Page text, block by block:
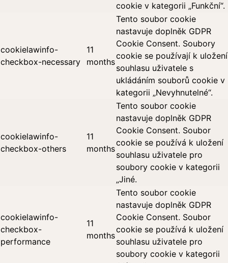
cookie v kategorii „Funkční“.
cookielawinfo-
checkbox-necessary
11
months
Tento soubor cookie
nastavuje doplněk GDPR
Cookie Consent. Soubory
cookie se používají k uložení
souhlasu uživatele s
ukládáním souborů cookie v
kategorii „Nevyhnutelné“.
cookielawinfo-
checkbox-others
11
months
Tento soubor cookie
nastavuje doplněk GDPR
Cookie Consent. Soubor
cookie se používá k uložení
souhlasu uživatele pro
soubory cookie v kategorii
„Jiné.
cookielawinfo-
checkbox-
performance
11
months
Tento soubor cookie
nastavuje doplněk GDPR
Cookie Consent. Soubor
cookie se používá k uložení
souhlasu uživatele pro
soubory cookie v kategorii